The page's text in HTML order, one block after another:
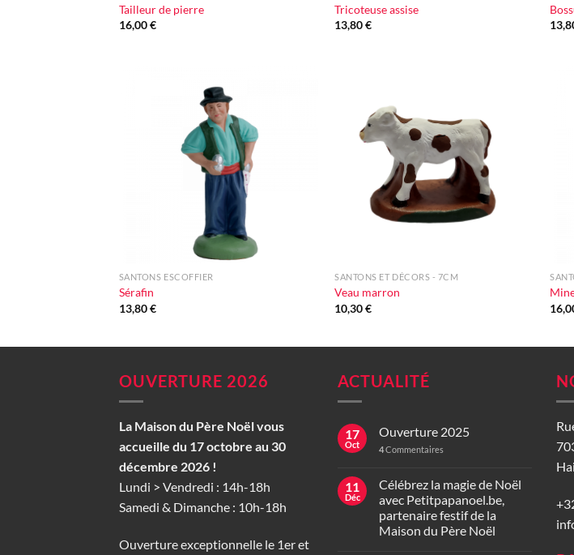
Tailleur de pierre
16,00€
Tricoteuse assise
13,80€
SANTONS ESCOFFIER
Sérafin
13,80€
d'envie
SANTONS ET DÉCORS - 7CM
Veau marron
10,30€
OUVERTURE 2026
La Maison du Père Noël vous
accueille du 17 octobre au 30
décembre 2026 !
Lundi > Vendredi : 14h-18h
Samedi & Dimanche : 10h-18h
Ouverture exceptionnelle le 1er et
ACTUALITÉ
17
Oct
Ouverture 2025
4Commentaires
11
Déc
Célébrez la magie de Noël
avec Petitpapanoel.be,
partenaire festif de la
Maison du Père Noël